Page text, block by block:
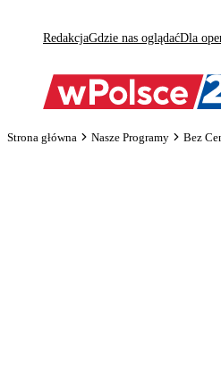
RedakcjaGdzie nas oglądaćDla
Strona główna Nasze Programy Bez